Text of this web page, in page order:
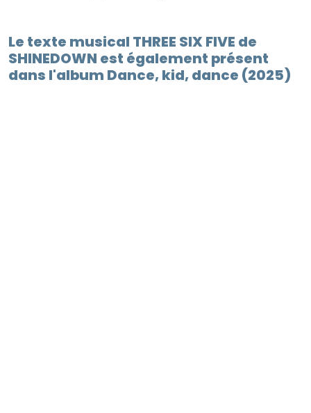
Le texte musical THREE SIX FIVE de
SHINEDOWN est également présent
dans l'album Dance, kid, dance (2025)